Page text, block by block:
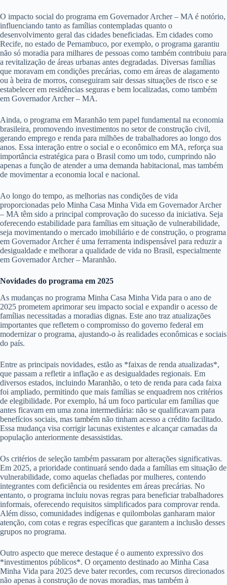
O impacto social do programa em Governador Archer – MA é notório,
influenciando tanto as famílias contempladas quanto o
desenvolvimento geral das cidades beneficiadas. Em cidades como
Recife, no estado de Pernambuco, por exemplo, o programa garantiu
não só moradia para milhares de pessoas como também contribuiu para
a revitalização de áreas urbanas antes degradadas. Diversas famílias
que moravam em condições precárias, como em áreas de alagamento
ou à beira de morros, conseguiram sair dessas situações de risco e se
estabelecer em residências seguras e bem localizadas, como também
em Governador Archer – MA.
Ainda, o programa em Maranhão tem papel fundamental na economia
brasileira, promovendo investimentos no setor de construção civil,
gerando emprego e renda para milhões de trabalhadores ao longo dos
anos. Essa interação entre o social e o econômico em MA, reforça sua
importância estratégica para o Brasil como um todo, cumprindo não
apenas a função de atender a uma demanda habitacional, mas também
de movimentar a economia local e nacional.
Ao longo do tempo, as melhorias nas condições de vida
proporcionadas pelo Minha Casa Minha Vida em Governador Archer
– MA têm sido a principal comprovação do sucesso da iniciativa. Seja
oferecendo estabilidade para famílias em situação de vulnerabilidade,
seja movimentando o mercado imobiliário e de construção, o programa
em Governador Archer é uma ferramenta indispensável para reduzir a
desigualdade e melhorar a qualidade de vida no Brasil, especialmente
em Governador Archer – Maranhão.
Novidades do programa em 2025
As mudanças no programa Minha Casa Minha Vida para o ano de
2025 prometem aprimorar seu impacto social e expandir o acesso de
famílias necessitadas a moradias dignas. Este ano traz atualizações
importantes que refletem o compromisso do governo federal em
modernizar o programa, ajustando-o às realidades econômicas e sociais
do país.
Entre as principais novidades, estão as *faixas de renda atualizadas*,
que passam a refletir a inflação e as desigualdades regionais. Em
diversos estados, incluindo Maranhão, o teto de renda para cada faixa
foi ampliado, permitindo que mais famílias se enquadrem nos critérios
de elegibilidade. Por exemplo, há um foco particular em famílias que
antes ficavam em uma zona intermediária: não se qualificavam para
benefícios sociais, mas também não tinham acesso a crédito facilitado.
Essa mudança visa corrigir lacunas existentes e alcançar camadas da
população anteriormente desassistidas.
Os critérios de seleção também passaram por alterações significativas.
Em 2025, a prioridade continuará sendo dada a famílias em situação de
vulnerabilidade, como aquelas chefiadas por mulheres, contendo
integrantes com deficiência ou residentes em áreas precárias. No
entanto, o programa incluiu novas regras para beneficiar trabalhadores
informais, oferecendo requisitos simplificados para comprovar renda.
Além disso, comunidades indígenas e quilombolas ganharam maior
atenção, com cotas e regras específicas que garantem a inclusão desses
grupos no programa.
Outro aspecto que merece destaque é o aumento expressivo dos
*investimentos públicos*. O orçamento destinado ao Minha Casa
Minha Vida para 2025 deve bater recordes, com recursos direcionados
não apenas à construção de novas moradias, mas também à